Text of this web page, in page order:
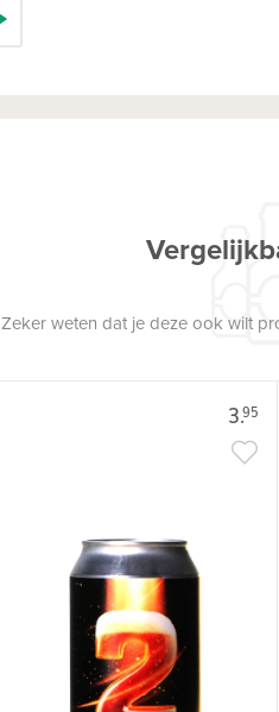
Zeker weten dat je deze ook wilt
3.95